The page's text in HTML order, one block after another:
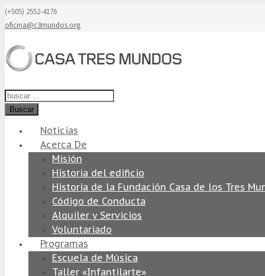
(+505) 2552-4176
oficina@c3mundos.org
Buscar
Noticias
Acerca De
Misión
Historia del edificio
Historia de la Fundación Casa de los Tres
Código de Conducta
Alquiler y Servicios
Voluntariado
Programas
Escuela de Música
Taller «Infantilarte»